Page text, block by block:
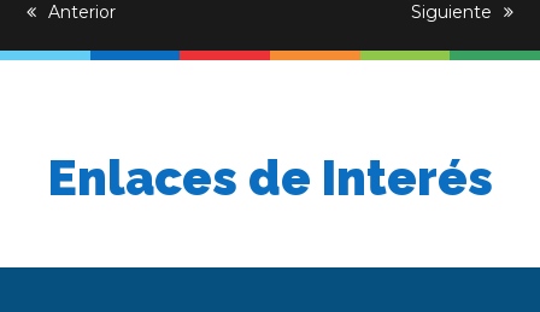
previous
Anterior
next
Siguiente
Enlaces de Interés